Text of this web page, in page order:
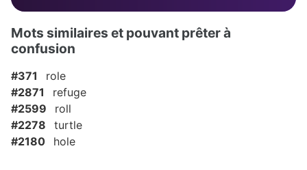
Mots similaires et pouvant prêter à
confusion
#371
role
#2871
refuge
#2599
roll
#2278
turtle
#2180
hole